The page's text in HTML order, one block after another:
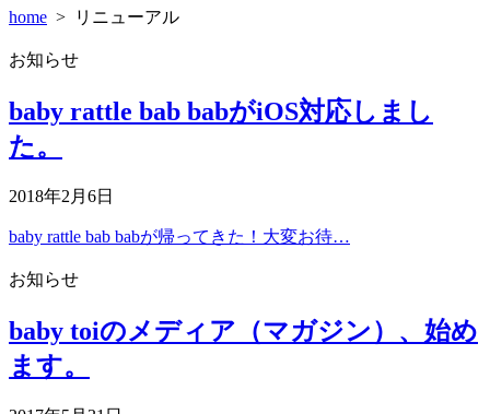
home > リニューアル
お知らせ
baby rattle bab babがiOS対応しまし
た。
2018年2月6日
baby rattle bab babが帰ってきた！大変お待…
お知らせ
baby toiのメディア（マガジン）、始め
ます。